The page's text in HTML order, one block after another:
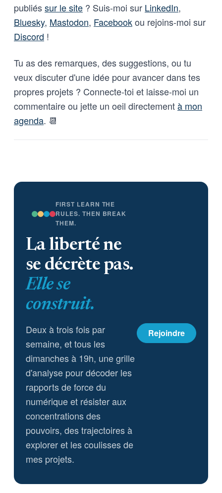
publiéssur le site ? Suis-moi sur LinkedIn,
Bluesky, Mastodon, Facebookou rejoins-moi sur
Discord !
Tu as des remarques, des suggestions, ou tu
veux discuter d'une idée pour avancer dans tes
propres projets ? Connecte-toi et laisse-moi un
commentaire ou jette un oeil directementà mon
agenda. 📆
FIRST LEARN THE
RULES. THEN BREAK
THEM.
La liberté ne
se décrète pas.
Elle se
construit.
Deux à trois fois par
semaine, et tous les
dimanches à 19h, une grille
d'analyse pour décoder les
rapports de force du
numérique et résister aux
concentrations des
pouvoirs, des trajectoires à
explorer et les coulisses de
mes projets.
Rejoindre